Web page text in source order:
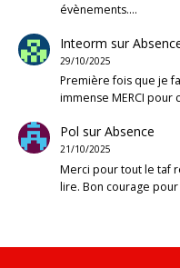
évènements.…
Inteorm sur
29/10/2025
Première fois que je
immense MERCI pour
Pol surAbsence
21/10/2025
Merci pour tout le taf
lire. Bon courage